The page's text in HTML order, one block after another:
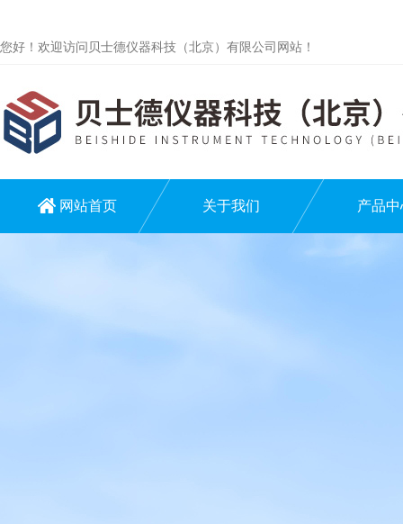
您好！欢迎访问贝士德仪器科技（北京）有限公司网站！
网站首页 关于我们 产品中